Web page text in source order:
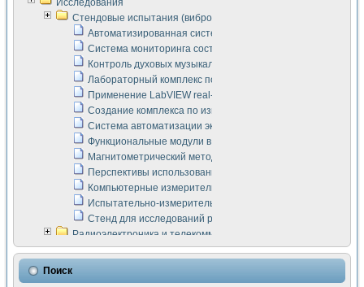
Исследования
Стендовые испытания (виброакустика, тензометрия и т.п.)
Автоматизированная система измерения параметров
Система мониторинга состояния тяговых
Контроль духовых музыкальных инструментов
Лабораторный комплекс по исследованию элементной
Применение LabVIEW real-time module для
Создание комплекса по измерению скорости подвижного
Система автоматизации экспериментальных
Функциональные модули в стандарте Nl SCXI для
Магнитометрический метод в дефектоскопии сварных
Перспективы использования машинного зрения в
Компьютерные измерительные системы для
Испытательно-измерительный комплекс аппаратуры для
Стенд для исследований рабочих процессов ДВС в
Радиоэлектроника и телекоммуникации
LabVIEW в расчетах радиолиний систем передачи данных
Аппаратно-программный комплекс для исследования
Виртуальный лабораторный стенд для исследования
Поиск